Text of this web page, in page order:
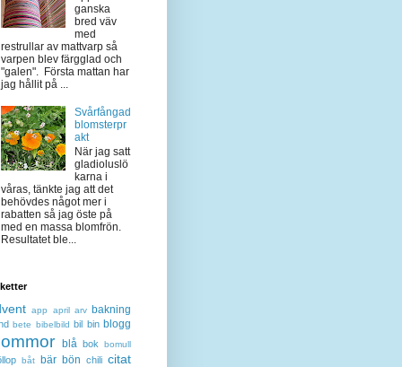
ganska
bred väv
med
restrullar av mattvarp så
varpen blev färgglad och
"galen". Första mattan har
jag hållit på ...
Svårfångad
blomsterpr
akt
När jag satt
gladioluslö
karna i
våras, tänkte jag att det
behövdes något mer i
rabatten så jag öste på
med en massa blomfrön.
Resultatet ble...
app april arv bakning
bete bibelbild bil bin blogg
blå bok bomull
båt bär bön chili citat